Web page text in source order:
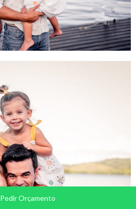
Pedir Orçamento